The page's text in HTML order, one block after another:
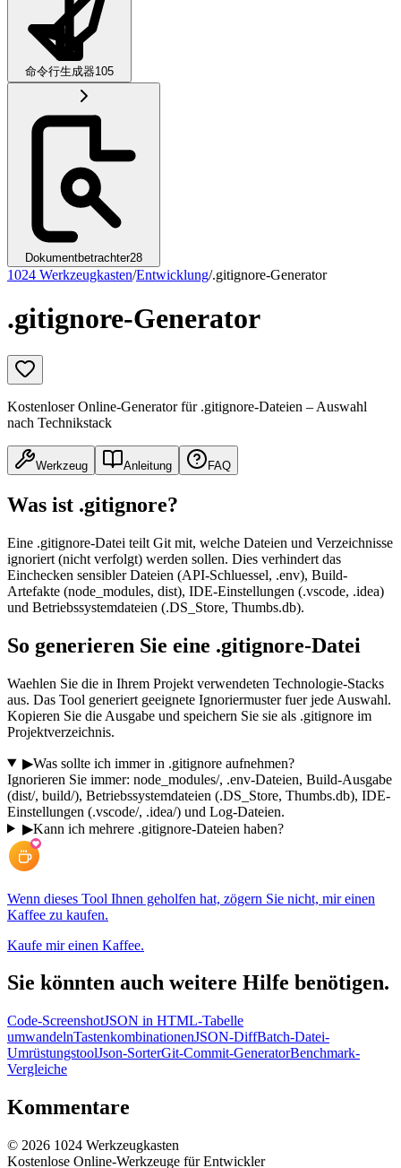
命令行生成器105
Dokumentbetrachter28
1024 Werkzeugkasten/Entwicklung/.gitignore-Generator
.gitignore-Generator
Kostenloser Online-Generator für .gitignore-Dateien – Auswahl
nach Technikstack
Werkzeug Anleitung FAQ
Was ist .gitignore?
Eine .gitignore-Datei teilt Git mit, welche Dateien und Verzeichnisse
ignoriert (nicht verfolgt) werden sollen. Dies verhindert das
Einchecken sensibler Dateien (API-Schluessel, .env), Build-
Artefakte (node_modules, dist), IDE-Einstellungen (.vscode, .idea)
und Betriebssystemdateien (.DS_Store, Thumbs.db).
So generieren Sie eine .gitignore-Datei
Waehlen Sie die in Ihrem Projekt verwendeten Technologie-Stacks
aus. Das Tool generiert geeignete Ignoriermuster fuer jede Auswahl.
Kopieren Sie die Ausgabe und speichern Sie sie als .gitignore im
Projektverzeichnis.
▶Was sollte ich immer in .gitignore aufnehmen?
Ignorieren Sie immer: node_modules/, .env-Dateien, Build-Ausgabe
(dist/, build/), Betriebssystemdateien (.DS_Store, Thumbs.db), IDE-
Einstellungen (.vscode/, .idea/) und Log-Dateien.
▶Kann ich mehrere .gitignore-Dateien haben?
Wenn dieses Tool Ihnen geholfen hat, zögern Sie nicht, mir einen
Kaffee zu kaufen.
Kaufe mir einen Kaffee.
Sie könnten auch weitere Hilfe benötigen.
Code-ScreenshotJSON in HTML-Tabelle
umwandelnTastenkombinationenJSON-DiffBatch-Datei-
UmrüstungstoolJson-SorterGit-Commit-GeneratorBenchmark-
Vergleiche
Kommentare
© 2026 1024 Werkzeugkasten
Kostenlose Online-Werkzeuge für Entwickler